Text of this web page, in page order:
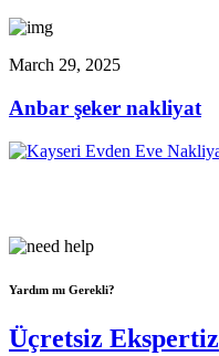
March 29, 2025
Anbar şeker nakliyat
Yardım mı Gerekli?
Üçretsiz Ekspertiz